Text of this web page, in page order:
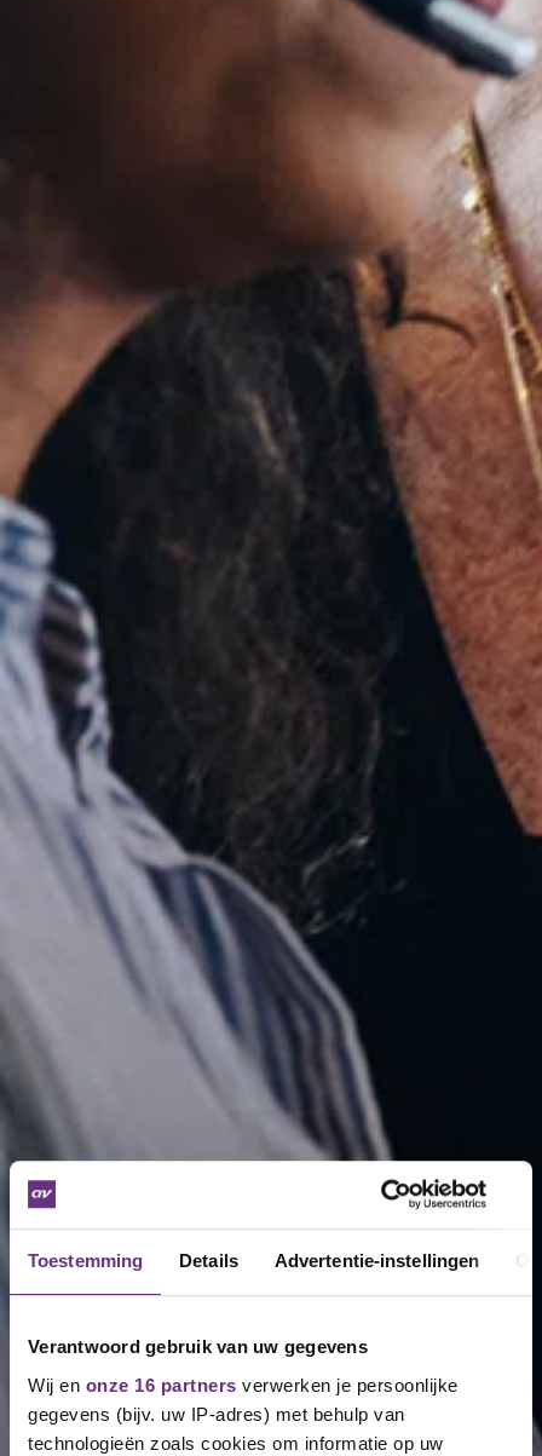
Toestemming Details Advertentie-instellingen
Verantwoord gebruik van uw gegevens
Wij en onze 16 partners verwerken je persoonlijke
gegevens (bijv. uw IP-adres) met behulp van
technologieën zoals cookies om informatie op uw